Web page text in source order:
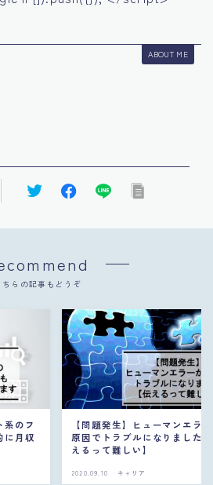
ABOUT ME
ちらの記事もどうぞ
系のフ
に月収
【問題発生】ヒューマンエラ
原因でトラブルになりました
えるって難しい】
2020.09.10 キャリア